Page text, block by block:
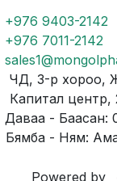
+976 9403-2142
+976 7011-2142
ЧД, 3-р хороо,
центр,
Даваа - Баасан:
- Ням:
Powered by